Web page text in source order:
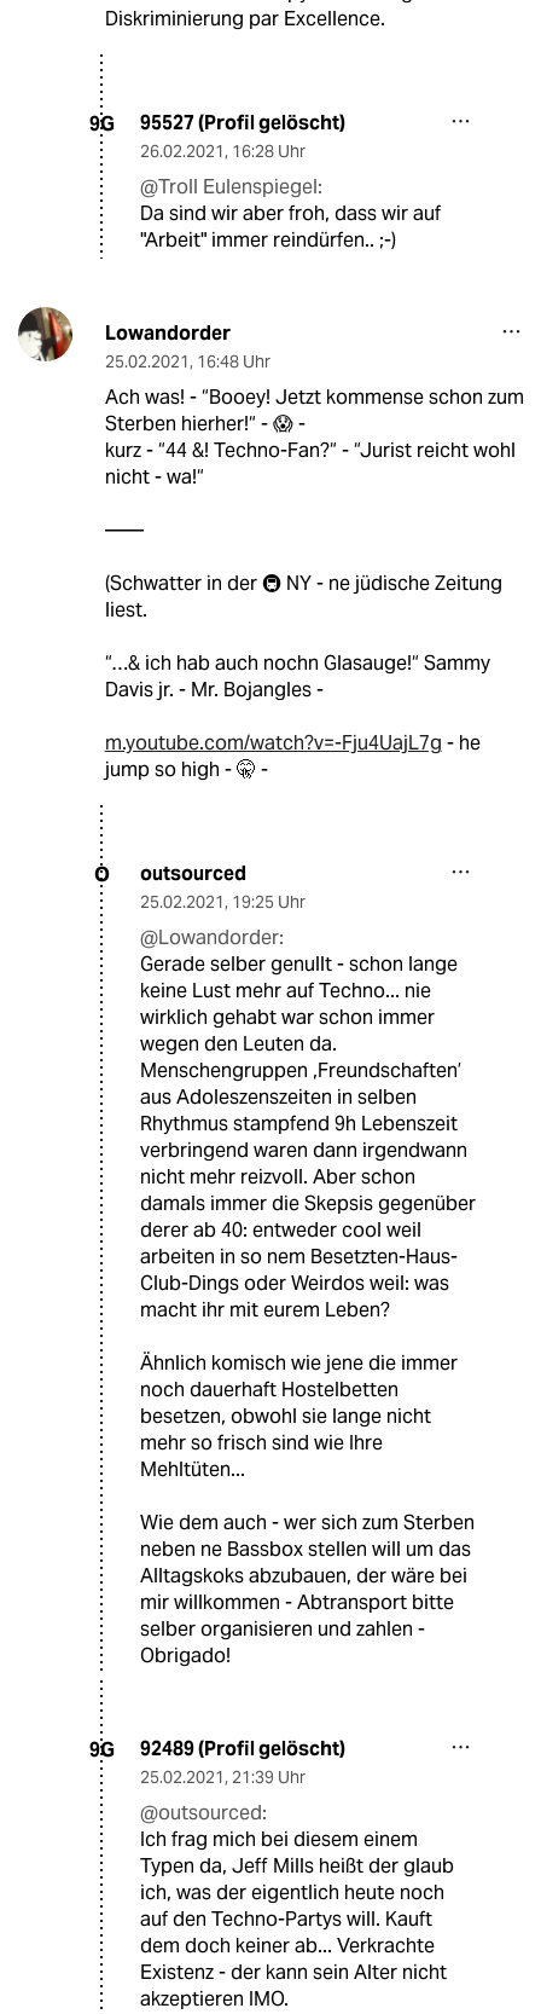
Diskriminierung par Excellence.
9G 95527 (Profil gelöscht)
26.02.2021, 16:28 Uhr
@Troll Eulenspiegel:
Da sind wir aber froh, dass wir auf
"Arbeit" immer reindürfen.. ;-)
Lowandorder
25.02.2021, 16:48 Uhr
Ach was! - “Booey! Jetzt kommense schon zum
Sterben hierher!“ - 😱 -
kurz - “44 &! Techno-Fan?“ - “Jurist reicht wohl
nicht - wa!“
——
(Schwatter in der 🚇 NY - ne jüdische Zeitung
liest.
“…& ich hab auch nochn Glasauge!“ Sammy
Davis jr. - Mr. Bojangles -
m.youtube.com/watch?v=-Fju4UajL7g - he
jump so high - 🤫 -
O outsourced
25.02.2021, 19:25 Uhr
@Lowandorder:
Gerade selber genullt - schon lange
keine Lust mehr auf Techno... nie
wirklich gehabt war schon immer
wegen den Leuten da.
Menschengruppen ,Freundschaften’
aus Adoleszenszeiten in selben
Rhythmus stampfend 9h Lebenszeit
verbringend waren dann irgendwann
nicht mehr reizvoll. Aber schon
damals immer die Skepsis gegenüber
derer ab 40: entweder cool weil
arbeiten in so nem Besetzten-Haus-
Club-Dings oder Weirdos weil: was
macht ihr mit eurem Leben?
Ähnlich komisch wie jene die immer
noch dauerhaft Hostelbetten
besetzen, obwohl sie lange nicht
mehr so frisch sind wie Ihre
Mehltüten...
Wie dem auch - wer sich zum Sterben
neben ne Bassbox stellen will um das
Alltagskoks abzubauen, der wäre bei
mir willkommen - Abtransport bitte
selber organisieren und zahlen -
Obrigado!
9G 92489 (Profil gelöscht)
25.02.2021, 21:39 Uhr
@outsourced:
Ich frag mich bei diesem einem
Typen da, Jeff Mills heißt der glaub
ich, was der eigentlich heute noch
auf den Techno-Partys will. Kauft
dem doch keiner ab... Verkrachte
Existenz - der kann sein Alter nicht
akzeptieren IMO.